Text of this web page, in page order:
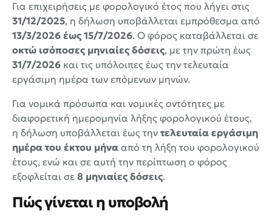
Για επιχειρήσεις με φορολογικό έτος που λήγει στις
31/12/2025, η δήλωση υποβάλλεται εμπρόθεσμα από
13/3/2026 έως 15/7/2026. Ο φόρος καταβάλλεται σε
οκτώ ισόποσες μηνιαίες δόσεις, με την πρώτη έως
31/7/2026 και τις υπόλοιπες έως την τελευταία
εργάσιμη ημέρα των επόμενων μηνών.
Για νομικά πρόσωπα και νομικές οντότητες με
διαφορετική ημερομηνία λήξης φορολογικού έτους,
η δήλωση υποβάλλεται έως την τελευταία εργάσιμη
ημέρα του έκτου μήνα από τη λήξη του φορολογικού
έτους, ενώ και σε αυτή την περίπτωση ο φόρος
εξοφλείται σε 8 μηνιαίες δόσεις.
Πώς γίνεται η υποβολή